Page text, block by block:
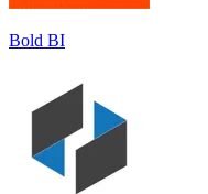
Bold BI